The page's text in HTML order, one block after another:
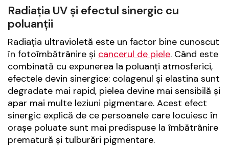
Radiația UV și efectul sinergic cu
poluanții
Radiația ultravioletă este un factor bine cunoscut
în fotoîmbătrânire și cancerul de piele. Când este
combinată cu expunerea la poluanți atmosferici,
efectele devin sinergice: colagenul și elastina sunt
degradate mai rapid, pielea devine mai sensibilă și
apar mai multe leziuni pigmentare. Acest efect
sinergic explică de ce persoanele care locuiesc în
orașe poluate sunt mai predispuse la îmbătrânire
prematură și tulburări pigmentare.